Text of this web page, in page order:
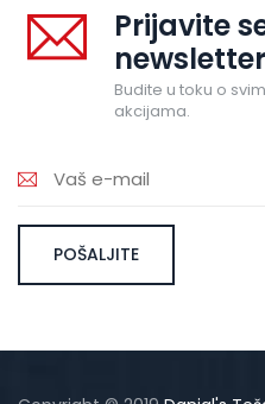
Prijavite
newsletter
Budite u toku o
akcijama.